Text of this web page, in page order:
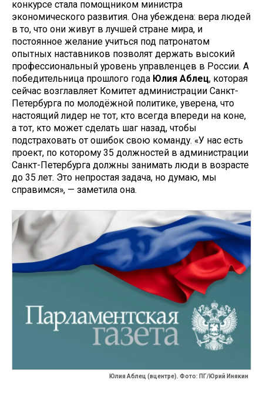
конкурсе стала помощником министра
экономического развития. Она убеждена: вера людей
в то, что они живут в лучшей стране мира, и
постоянное желание учиться под патронатом
опытных наставников позволят держать высокий
профессиональный уровень управленцев в России. А
победительница прошлого года Юлия Аблец, которая
сейчас возглавляет Комитет администрации Санкт-
Петербурга по молодёжной политике, уверена, что
настоящий лидер не тот, кто всегда впереди на коне,
а тот, кто может сделать шаг назад, чтобы
подстраховать от ошибок свою команду. «У нас есть
проект, по которому 35 должностей в администрации
Санкт-Петербурга должны занимать люди в возрасте
до 35 лет. Это непростая задача, но думаю, мы
справимся», — заметила она.
Юлия Аблец (вцентре). Фото: ПГ/Юрий Инякин